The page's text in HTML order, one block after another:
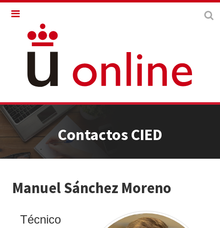
Contactos CIED
Manuel Sánchez Moreno
Técnico